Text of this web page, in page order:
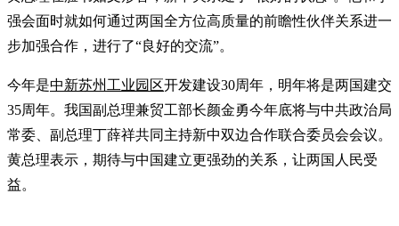
强会面时就如何通过两国全方位高质量的前瞻性伙伴关系进一
步加强合作，进行了“良好的交流”。
今年是中新苏州工业园区开发建设30周年，明年将是两国建交
35周年。我国副总理兼贸工部长颜金勇今年底将与中共政治局
常委、副总理丁薛祥共同主持新中双边合作联合委员会会议。
黄总理表示，期待与中国建立更强劲的关系，让两国人民受
益。